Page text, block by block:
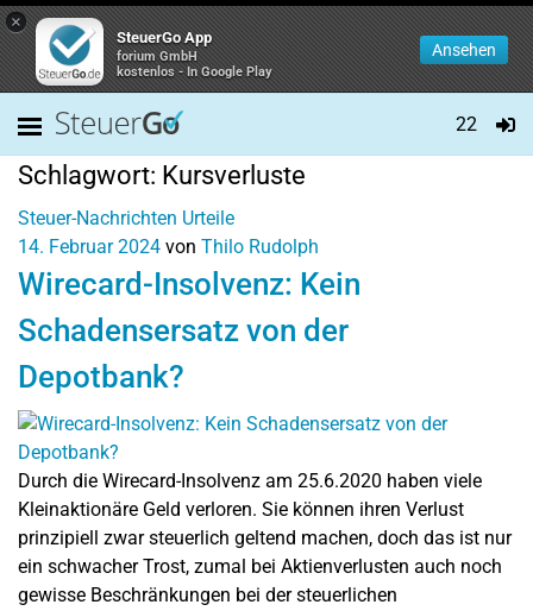
×
SteuerGo App
forium GmbH
kostenlos - In Google Play
Ansehen
22
Schlagwort: Kursverluste
Steuer-Nachrichten Urteile
14. Februar 2024 von Thilo Rudolph
Wirecard-Insolvenz: Kein
Schadensersatz von der
Depotbank?
Durch die Wirecard-Insolvenz am 25.6.2020 haben viele
Kleinaktionäre Geld verloren. Sie können ihren Verlust
prinzipiell zwar steuerlich geltend machen, doch das ist nur
ein schwacher Trost, zumal bei Aktienverlusten auch noch
gewisse Beschränkungen bei der steuerlichen